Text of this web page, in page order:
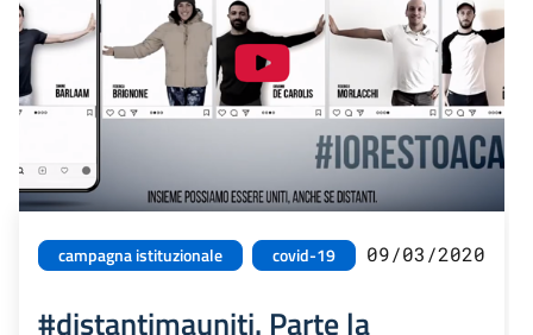
campagna istituzionale covid-19 09/03/2020
#distantimauniti. Parte la